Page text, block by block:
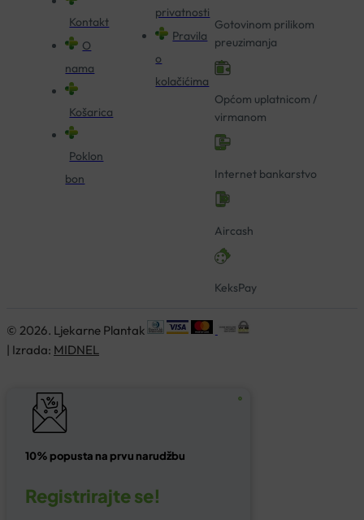
Kontakt
O
nama
Košarica
Poklon
bon
privatnosti
Pravila
o
kolačićima
Gotovinom prilikom
preuzimanja
Općom uplatnicom /
virmanom
Internet bankarstvo
Aircash
KeksPay
© 2026. Ljekarne Plantak
| Izrada: MIDNEL
10% popusta na prvu narudžbu
Registrirajte se!